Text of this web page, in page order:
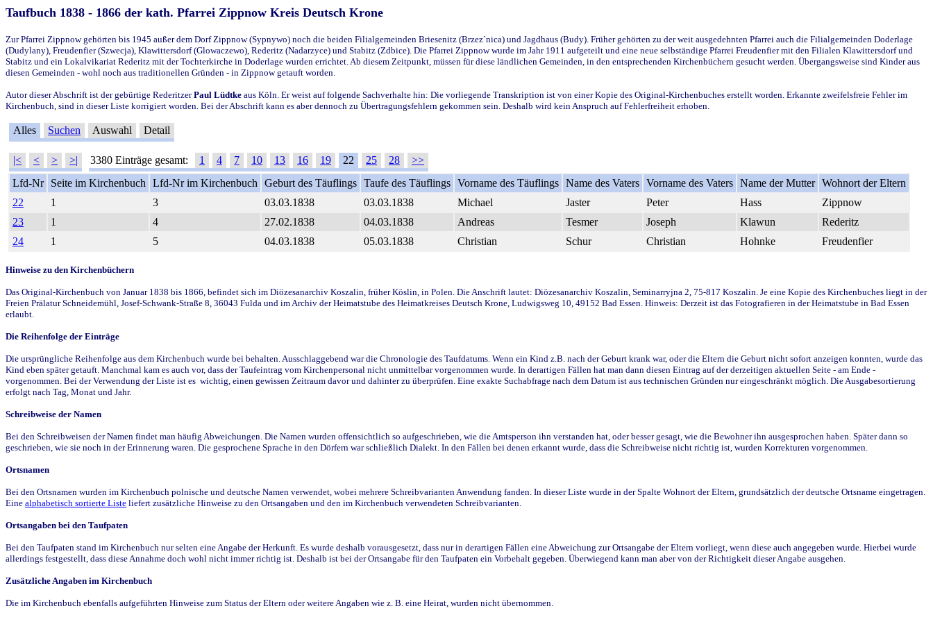
Taufbuch 1838 - 1866 der kath. Pfarrei Zippnow Kreis Deutsch Krone
Zur Pfarrei Zippnow gehörten bis 1945 außer dem Dorf Zippnow (Sypnywo) noch die beiden Filialgemeinden Briesenitz (Brzez`nica) und Jagdhaus (Budy). Früher gehörten zu der weit ausgedehnten Pfarrei auch die Filialgemeinden Doderlage
(Dudylany), Freudenfier (Szwecja), Klawittersdorf (Glowaczewo), Rederitz (Nadarzyce) und Stabitz (Zdbice). Die Pfarrei Zippnow wurde im Jahr 1911 aufgeteilt und eine neue selbständige Pfarrei Freudenfier mit den Filialen Klawittersdorf und
Stabitz und ein Lokalvikariat Rederitz mit der Tochterkirche in Doderlage wurden errichtet. Ab diesem Zeitpunkt, müssen für diese ländlichen Gemeinden, in den entsprechenden Kirchenbüchern gesucht werden. Übergangsweise sind Kinder aus
diesen Gemeinden - wohl noch aus traditionellen Gründen - in Zippnow getauft worden.
Autor dieser Abschrift ist der gebürtige RederitzerPaul Lüdtke aus Köln. Er weist auf folgende Sachverhalte hin: Die vorliegende Transkription ist von einer Kopie des Original-Kirchenbuches erstellt worden. Erkannte zweifelsfreie Fehler im
Kirchenbuch, sind in dieser Liste korrigiert worden. Bei der Abschrift kann es aber dennoch zu Übertragungsfehlern gekommen sein. Deshalb wird kein Anspruch auf Fehlerfreiheit erhoben.
Alles Suchen Auswahl Detail
|< < > >| 3380 Einträge gesamt: 1 4 7 10 13 16 19 22 25 28
>>
Lfd-Nr
Seite im Kirchenbuch Lfd-Nr im Kirchenbuch Geburt des Täuflings Taufe des Täuflings Vorname des Täuflings Name des Vaters Vorname des Vaters Name der Mutter Wohnort der Eltern
22
1 3 03.03.1838 03.03.1838 Michael Jaster Peter Hass
Zippnow
23
1 4 27.02.1838 04.03.1838 Andreas Tesmer Joseph Klawun
Rederitz
24
1 5 04.03.1838 05.03.1838 Christian Schur Christian Hohnke Freudenfier
Hinweise zu den Kirchenbüchern
Das Original-Kirchenbuch von Januar 1838 bis 1866, befindet sich im Diözesanarchiv Koszalin, früher Köslin, in Polen. Die Anschrift lautet: Diözesanarchiv Koszalin, Seminarryjna 2, 75-817 Koszalin. Je eine Kopie des Kirchenbuches liegt in der
Freien Prälatur Schneidemühl, Josef-Schwank-Straße 8, 36043 Fulda und im Archiv der Heimatstube des Heimatkreises Deutsch Krone, Ludwigsweg 10, 49152 Bad Essen. Hinweis: Derzeit ist das Fotografieren in der Heimatstube in Bad Essen
erlaubt.
Die Reihenfolge der Einträge
Die ursprüngliche Reihenfolge aus dem Kirchenbuch wurde bei behalten. Ausschlaggebend war die Chronologie des Taufdatums. Wenn ein Kind z.B. nach der Geburt krank war, oder die Eltern die Geburt nicht sofort anzeigen konnten, wurde das
Kind eben später getauft. Manchmal kam es auch vor, dass der Taufeintrag vom Kirchenpersonal nicht unmittelbar vorgenommen wurde. In derartigen Fällen hat man dann diesen Eintrag auf der derzeitigen aktuellen Seite - am Ende -
vorgenommen. Bei der Verwendung der Liste ist es wichtig, einen gewissen Zeitraum davor und dahinter zu überprüfen. Eine exakte Suchabfrage nach dem Datum ist aus technischen Gründen nur eingeschränkt möglich. Die Ausgabesortierung
erfolgt nach Tag, Monat und Jahr.
Schreibweise der Namen
Bei den Schreibweisen der Namen findet man häufig Abweichungen. Die Namen wurden offensichtlich so aufgeschrieben, wie die Amtsperson ihn verstanden hat, oder besser gesagt, wie die Bewohner ihn ausgesprochen haben. Später dann so
geschrieben, wie sie noch in der Erinnerung waren. Die gesprochene Sprache in den Dörfern war schließlich Dialekt. In den Fällen bei denen erkannt wurde, dass die Schreibweise nicht richtig ist, wurden Korrekturen vorgenommen.
Ortsnamen
Bei den Ortsnamen wurden im Kirchenbuch polnische und deutsche Namen verwendet, wobei mehrere Schreibvarianten Anwendung fanden. In dieser Liste wurde in der Spalte Wohnort der Eltern, grundsätzlich der deutsche Ortsname eingetragen.
Eine alphabetisch sortierte Liste liefert zusätzliche Hinweise zu den Ortsangaben und den im Kirchenbuch verwendeten Schreibvarianten.
Ortsangaben bei den Taufpaten
Bei den Taufpaten stand im Kirchenbuch nur selten eine Angabe der Herkunft. Es wurde deshalb vorausgesetzt, dass nur in derartigen Fällen eine Abweichung zur Ortsangabe der Eltern vorliegt, wenn diese auch angegeben wurde. Hierbei wurde
allerdings festgestellt, dass diese Annahme doch wohl nicht immer richtig ist. Deshalb ist bei der Ortsangabe für den Taufpaten ein Vorbehalt gegeben. Überwiegend kann man aber von der Richtigkeit dieser Angabe ausgehen.
Zusätzliche Angaben im Kirchenbuch
Die im Kirchenbuch ebenfalls aufgeführten Hinweise zum Status der Eltern oder weitere Angaben wie z. B. eine Heirat, wurden nicht übernommen.